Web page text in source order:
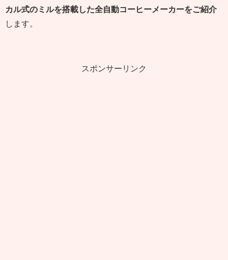
カル式のミルを搭載した全自動コーヒーメーカーをご紹介
します。
スポンサーリンク